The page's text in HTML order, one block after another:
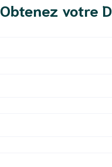
Obtenez votre